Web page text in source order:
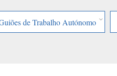
de Trabalho Autónomo